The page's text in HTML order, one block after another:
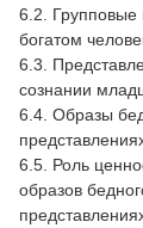
6.2. Групповые
богатом
6.3.
сознании
6.4. Образы
6.5. Роль
образов